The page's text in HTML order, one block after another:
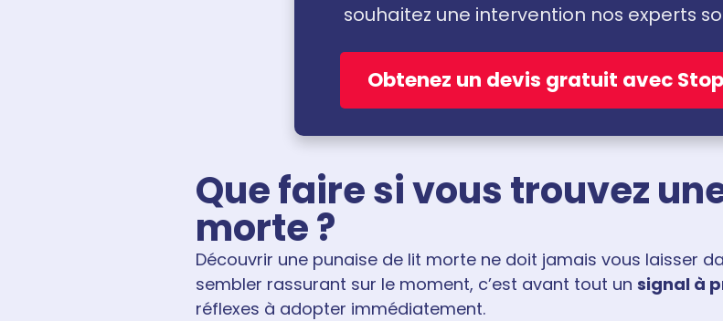
souhaitez une intervention nos experts
Obtenez un devis gratuit avec
Que faire si vous trouvez
morte ?
Découvrir une punaise de lit morte ne doit jamais vous laisser
sembler rassurant sur le moment, c’est avant tout un signal à
réflexes à adopter immédiatement.